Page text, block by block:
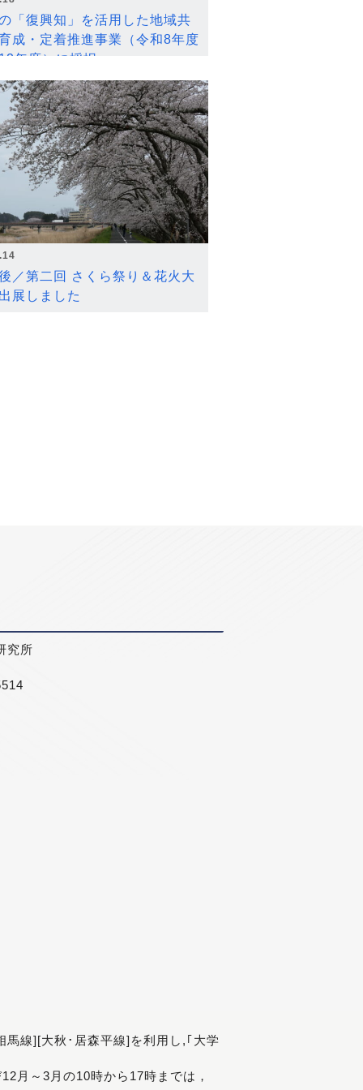
「復興知」を活用した地域共
成・定着推進事業（令和8年度
年度）に採択
／第二回 さくら祭り＆花火大
展しました
究所
線][大秋･居森平線]を利用し,｢大学
月～3月の10時から17時までは，